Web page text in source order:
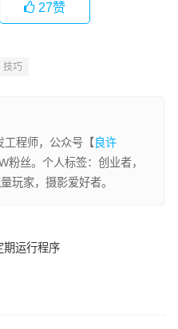
27赞
技巧
工程师，公众号【 良许
粉丝。个人标签：创业者，
玩家，摄影爱好者。
期运行程序